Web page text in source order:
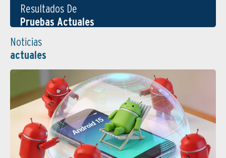
Resultados De
Pruebas Actuales
Noticias
actuales